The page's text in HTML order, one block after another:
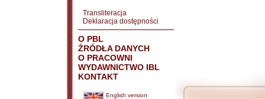
Transliteracja
Deklaracja dostępności
O PBL
ŹRÓDŁA DANYCH
O PRACOWNI
WYDAWNICTWO IBL
KONTAKT
English version